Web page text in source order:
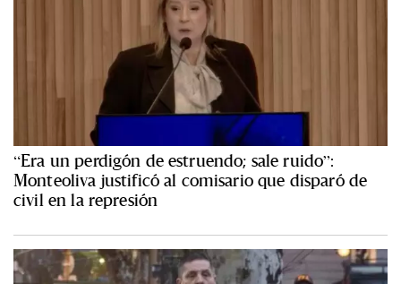
“Era un perdigón de estruendo; sale ruido”:
Monteoliva justificó al comisario que disparó de
civil en la represión